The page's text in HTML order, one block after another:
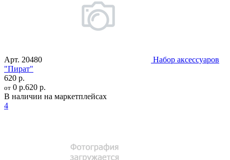
Арт. 20480
Набор аксессуаров
"Пират"
620 р.
от 0 р.620 р.
В наличии на маркетплейсах
4